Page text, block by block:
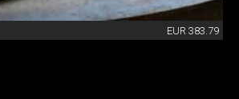
EUR 383.79